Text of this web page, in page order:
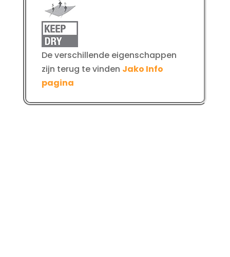
De verschillende eigenschappen
zijn terug te vinden Jako Info
pagina